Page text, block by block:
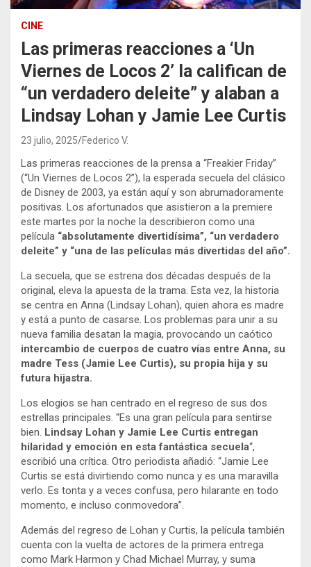
CINE
Las primeras reacciones a ‘Un
Viernes de Locos 2’ la califican de
“un verdadero deleite” y alaban a
Lindsay Lohan y Jamie Lee Curtis
23 julio, 2025 Federico V.
Las primeras reacciones de la prensa a “Freakier Friday”
(“Un Viernes de Locos 2”), la esperada secuela del clásico
de Disney de 2003, ya están aquí y son abrumadoramente
positivas. Los afortunados que asistieron a la premiere
este martes por la noche la describieron como una
película “absolutamente divertidísima”, “un verdadero
deleite” y “una de las películas más divertidas del año”.
La secuela, que se estrena dos décadas después de la
original, eleva la apuesta de la trama. Esta vez, la historia
se centra en Anna (Lindsay Lohan), quien ahora es madre
y está a punto de casarse. Los problemas para unir a su
nueva familia desatan la magia, provocando un caótico
intercambio de cuerpos de cuatro vías entre Anna, su
madre Tess (Jamie Lee Curtis), su propia hija y su
futura hijastra.
Los elogios se han centrado en el regreso de sus dos
estrellas principales. “Es una gran película para sentirse
bien. Lindsay Lohan y Jamie Lee Curtis entregan
hilaridad y emoción en esta fantástica secuela“,
escribió una crítica. Otro periodista añadió: “Jamie Lee
Curtis se está divirtiendo como nunca y es una maravilla
verlo. Es tonta y a veces confusa, pero hilarante en todo
momento, e incluso conmovedora”.
Además del regreso de Lohan y Curtis, la película también
cuenta con la vuelta de actores de la primera entrega
como Mark Harmon y Chad Michael Murray, y suma